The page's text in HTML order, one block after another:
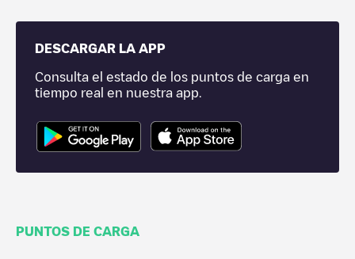
DESCARGAR LA APP
Consulta el estado de los puntos de carga en
tiempo real en nuestra app.
PUNTOS DE CARGA